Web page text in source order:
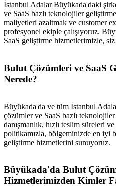
İstanbul Adalar Büyükada'daki
ve SaaS bazlı teknolojiler
maliyetleri azaltmak ve customer
profesyonel ekiple çalışıyoruz.
SaaS geliştirme hizmetlerimizle,
Bulut Çözümleri ve SaaS
Nerede?
Büyükada'da ve tüm İstanbul
çözümler ve SaaS bazlı
danışmanlık, hızlı teslim süreleri
politikamızla, bölgeminizde en iyi
geliştirme hizmetlerini sunuyoruz.
Büyükada'da Bulut
Hizmetlerimizden Kimler